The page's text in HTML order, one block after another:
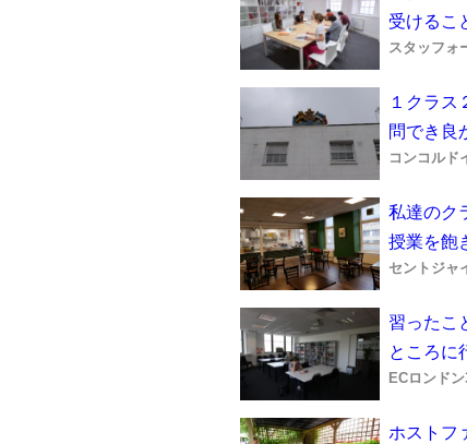
受けるこ
スタッフォ
１クラス
問でき良
コンコルド
私達のク
授業を飽
セントジャ
習ったこ
ところに
ECロンド
ホストフ